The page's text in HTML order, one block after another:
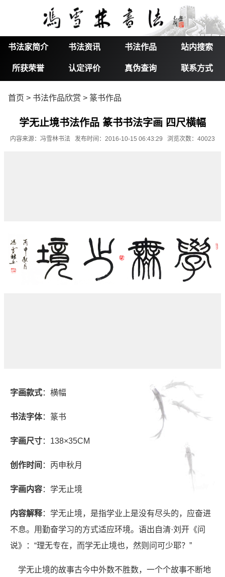
书法家简介 书法资讯 书法作品 站内搜索
所获荣誉 认定评价 真伪查询 联系方式
首页 > 书法作品欣赏 > 篆书作品
学无止境书法作品 篆书书法字画 四尺横幅
内容来源：冯雪林书法 发布时间：2016-10-15 06:43:29 浏览次数：40023
字画款式：横幅
书法字体：篆书
字画尺寸：138×35CM
创作时间 ：丙申秋月
字画内容：学无止境
内容解释：学无止境，是指学业上是没有尽头的，应奋进
不息。用勤奋学习的方式适应环境。语出自清·刘开《问
说》：“理无专在，而学无止境也，然则问可少耶？”
学无止境的故事古今中外数不胜数，一个个故事不断地